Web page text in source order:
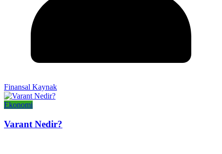
Finansal Kaynak
Ekonomi
Varant Nedir?